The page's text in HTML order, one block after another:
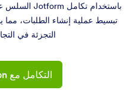
تبسيط عملية إنشاء الطلبات، مما
التجزئة في
التكامل مع ShipStation